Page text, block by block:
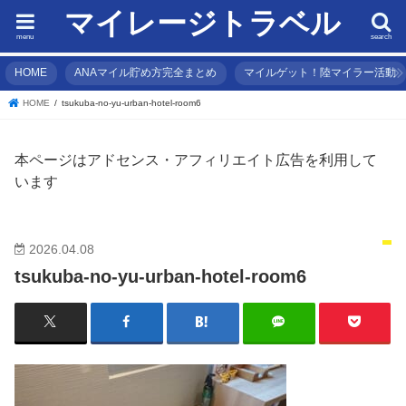
マイレージトラベル search
menu
HOME ANAマイル貯め方完全まとめ マイルゲット！陸マイラー活動
HOME tsukuba-no-yu-urban-hotel-room6
本ページはアドセンス・アフィリエイト広告を利用して
います
2026.04.08
tsukuba-no-yu-urban-hotel-room6